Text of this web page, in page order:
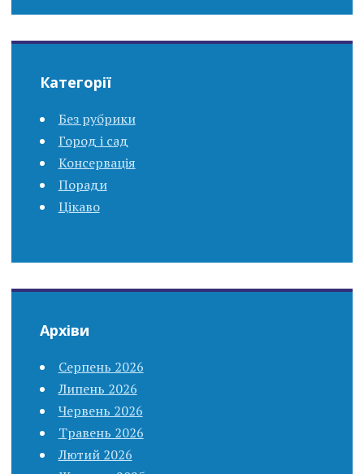
Категорії
Без рубрики
Город і сад
Консервація
Поради
Цікаво
Архіви
Серпень 2026
Липень 2026
Червень 2026
Травень 2026
Лютий 2026